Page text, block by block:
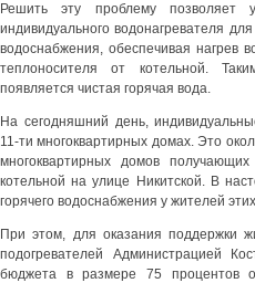
Решить эту проблему позволяет
индивидуального водонагревателя
водоснабжения, обеспечивая нагрев
теплоносителя от котельной.
появляется чистая горячая вода.
На сегодняшний день,
11-ти многоквартирных домах. Это
многоквартирных домов
котельной на улице Никитской. В
горячего водоснабжения у жителей
При этом, для оказания поддержки
подогревателей Администрацией
бюджета в размере 75 процентов